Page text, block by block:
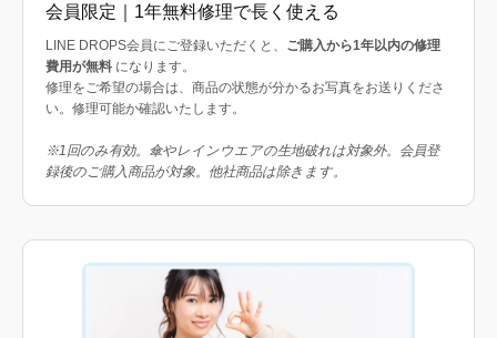
会員限定｜1年無料修理で長く使える
LINE DROPS会員にご登録いただくと、 ご購入から1年以内の修理
費用が無料 になります。
修理をご希望の場合は、商品の状態が分かるお写真をお送りくださ
い。修理可能か確認いたします。
※1回のみ有効。傘やレインウエアの生地破れは対象外。会員登
録後のご購入商品が対象。他社商品は除きます。